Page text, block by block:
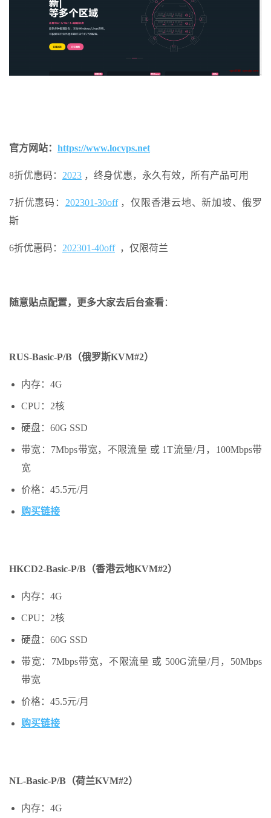
官方网站： https://www.locvps.net
8折优惠码： 2023 ，终身优惠，永久有效，所有产品可用
7折优惠码： 202301-30off，仅限香港云地、新加坡、俄罗
斯
6折优惠码： 202301-40off，仅限荷兰
随意贴点配置，更多大家去后台查看：
RUS-Basic-P/B（俄罗斯KVM#2）
内存：4G
CPU：2核
硬盘：60G SSD
带宽：7Mbps带宽，不限流量 或 1T流量/月，100Mbps带
宽
价格：45.5元/月
购买链接
HKCD2-Basic-P/B （香港云地KVM#2）
内存：4G
CPU：2核
硬盘：60G SSD
带宽：7Mbps带宽，不限流量 或 500G流量/月，50Mbps
带宽
价格：45.5元/月
购买链接
NL-Basic-P/B （荷兰KVM#2）
内存：4G